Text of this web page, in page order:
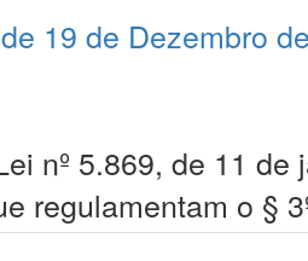
19 de Dezembro
nº 5.869, de 11
regulamentam o §